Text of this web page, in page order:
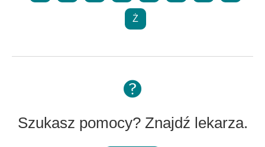
Ż
Szukasz pomocy? Znajdź lekarza.